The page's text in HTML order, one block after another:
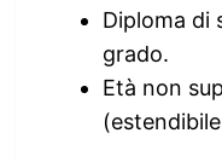
Diploma di
grado.
Età non